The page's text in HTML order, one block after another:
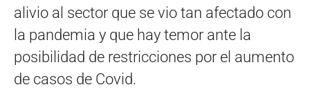
alivio al sector que se vio tan afectado con
la pandemia y que hay temor ante la
posibilidad de restricciones por el aumento
de casos de Covid.